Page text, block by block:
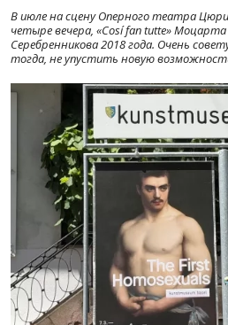
В июле на сцену Оперного театра
четыре вечера, «Cosí fan tutte»
Серебренникова 2018 года. Очень
тогда, не упустить новую